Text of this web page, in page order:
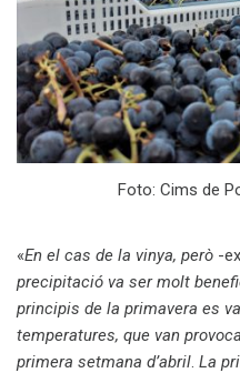
Foto: Cims de
«En el cas de la vinya, però -
precipitació va ser molt
principis de la primavera es
temperatures, que van
primera setmana d’abril. La